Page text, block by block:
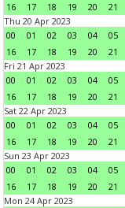
16
17 18 19 20 21
Thu 20 Apr 2023
00
01 02 03 04 05
16
17 18 19 20 21
Fri 21 Apr 2023
00
01 02 03 04 05
16
17 18 19 20 21
Sat 22 Apr 2023
00
01 02 03 04 05
16
17 18 19 20 21
Sun 23 Apr 2023
00
01 02 03 04 05
16
17 18 19 20 21
Mon 24 Apr 2023